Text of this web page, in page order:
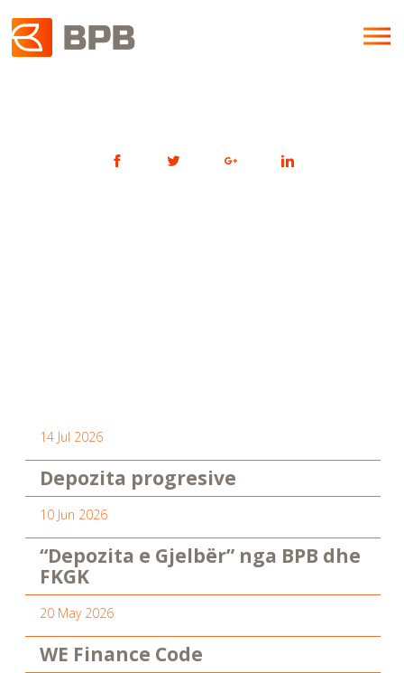
14 Jul 2026
Depozita progresive
10 Jun 2026
“Depozita e Gjelbër” nga BPB dhe
FKGK
20 May 2026
WE Finance Code